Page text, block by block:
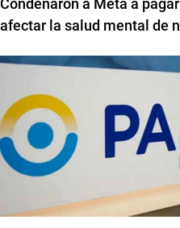
Condenaron a Meta a
afectar la salud mental de